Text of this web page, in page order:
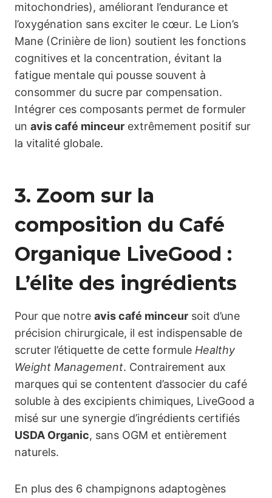
mitochondries), améliorant l’endurance et
l’oxygénation sans exciter le cœur. Le Lion’s
Mane (Crinière de lion) soutient les fonctions
cognitives et la concentration, évitant la
fatigue mentale qui pousse souvent à
consommer du sucre par compensation.
Intégrer ces composants permet de formuler
un avis café minceur extrêmement positif sur
la vitalité globale.
3. Zoom sur la
composition du Café
Organique LiveGood :
L’élite des ingrédients
Pour que notre avis café minceur soit d’une
précision chirurgicale, il est indispensable de
scruter l’étiquette de cette formule Healthy
Weight Management. Contrairement aux
marques qui se contentent d’associer du café
soluble à des excipients chimiques, LiveGood a
misé sur une synergie d’ingrédients certifiés
USDA Organic, sans OGM et entièrement
naturels.
En plus des 6 champignons adaptogènes